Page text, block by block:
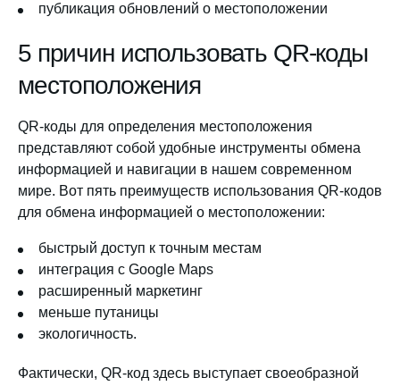
публикация обновлений о местоположении
5 причин использовать QR-коды
местоположения
QR-коды для определения местоположения
представляют собой удобные инструменты обмена
информацией и навигации в нашем современном
мире. Вот пять преимуществ использования QR-кодов
для обмена информацией о местоположении:
быстрый доступ к точным местам
интеграция с Google Maps
расширенный маркетинг
меньше путаницы
экологичность.
Фактически, QR-код здесь выступает своеобразной